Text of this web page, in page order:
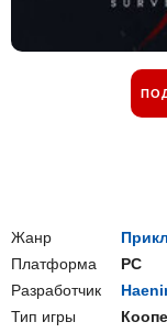
Жанр
Платформа
PC
Разработчик
Тип игры